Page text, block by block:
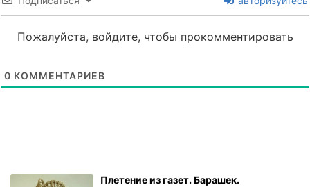
Пожалуйста, войдите, чтобы прокомментировать
0 КОММЕНТАРИЕВ
Плетение из газет. Барашек.